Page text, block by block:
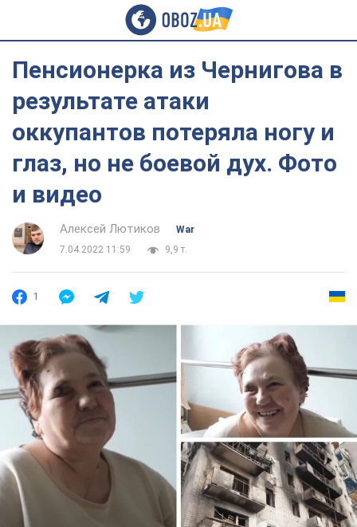
Пенсионерка из Чернигова в
результате атаки
оккупантов потеряла ногу и
глаз, но не боевой дух. Фото
и видео
Алексей Лютиков
War
7.04.2022 11:59
9,9 т.
1